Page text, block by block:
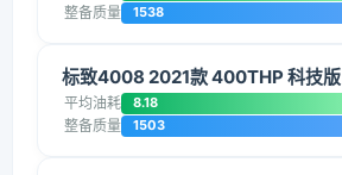
整备质量 1538
标致4008 2021款 400THP 科技版
平均油耗 8.18
整备质量 1503